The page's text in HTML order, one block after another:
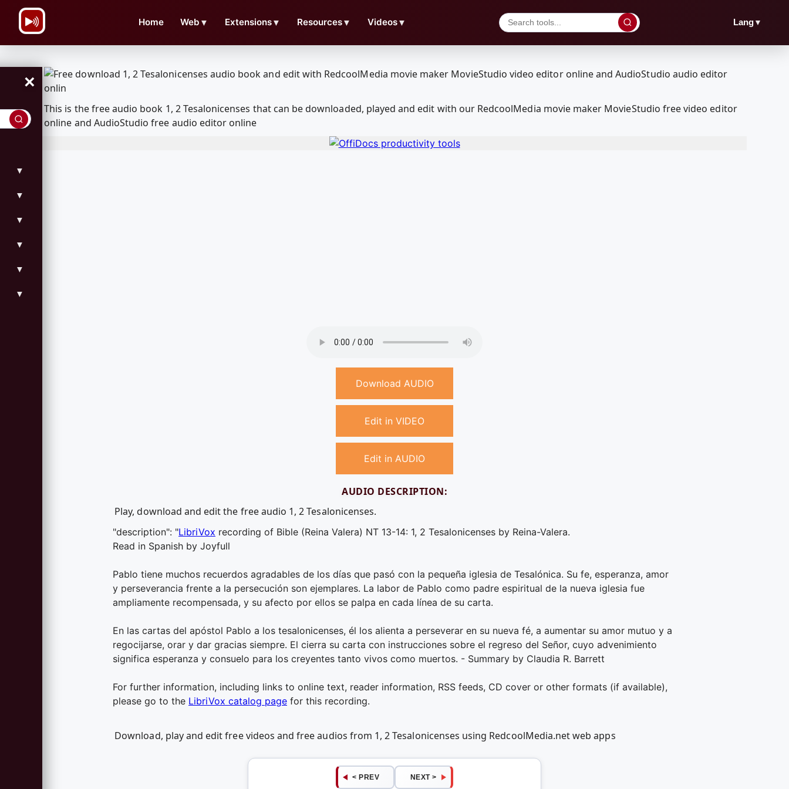
Home Web ▼ Extensions▼ Resources▼ Videos▼ Lang▼
×
▼
▼
▼
▼
▼
▼
This is the free audio book 1, 2 Tesalonicenses that can be downloaded, played and edit with our RedcoolMedia movie maker MovieStudio free video editor
online and AudioStudio free audio editor online
Download AUDIO
Edit in VIDEO
Edit in AUDIO
AUDIO DESCRIPTION:
Play, download and edit the free audio 1, 2 Tesalonicenses.
"description": "LibriVox recording of Bible (Reina Valera) NT 13-14: 1, 2 Tesalonicenses by Reina-Valera.
Read in Spanish by Joyfull
Pablo tiene muchos recuerdos agradables de los días que pasó con la pequeña iglesia de Tesalónica. Su fe, esperanza, amor
y perseverancia frente a la persecución son ejemplares. La labor de Pablo como padre espiritual de la nueva iglesia fue
ampliamente recompensada, y su afecto por ellos se palpa en cada línea de su carta.
En las cartas del apóstol Pablo a los tesalonicenses, él los alienta a perseverar en su nueva fé, a aumentar su amor mutuo y a
regocijarse, orar y dar gracias siempre. El cierra su carta con instrucciones sobre el regreso del Señor, cuyo advenimiento
significa esperanza y consuelo para los creyentes tanto vivos como muertos. - Summary by Claudia R. Barrett
For further information, including links to online text, reader information, RSS feeds, CD cover or other formats (if available),
please go to the LibriVox catalog page for this recording.
Download, play and edit free videos and free audios from 1, 2 Tesalonicenses using RedcoolMedia.net web apps
< PREV NEXT >